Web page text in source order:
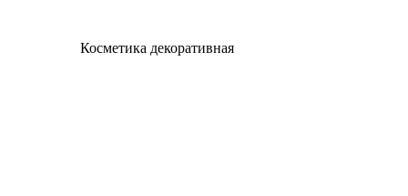
Косметика декоративная